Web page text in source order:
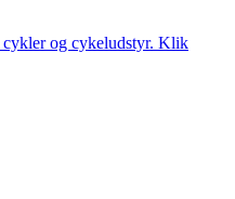
cykler og cykeludstyr. Klik